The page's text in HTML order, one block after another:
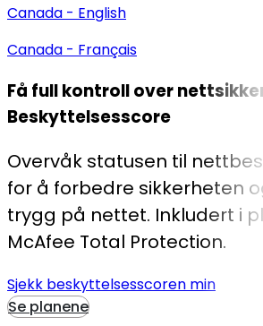
Canada - English
Canada - Français
Få full kontroll over
Beskyttelsesscore
Overvåk statusen til
for å forbedre sikkerheten
trygg på nettet. Inkludert i
McAfee Total Protection.
Sjekk beskyttelsesscoren min
Se planene